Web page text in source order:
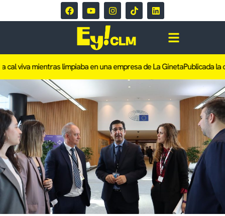
viva mientras limpiaba en una empresa de La GinetaPublicada la